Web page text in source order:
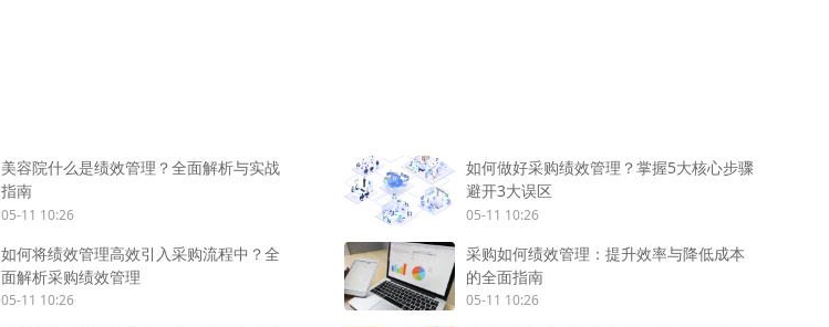
美容院什么是绩效管理？全面解析与实战
指南
05-11 10:26
如何做好采购绩效管理？掌握5大核心步骤
避开3大误区
05-11 10:26
如何将绩效管理高效引入采购流程中？全
面解析采购绩效管理
05-11 10:26
采购如何绩效管理：提升效率与降低成本
的全面指南
05-11 10:26